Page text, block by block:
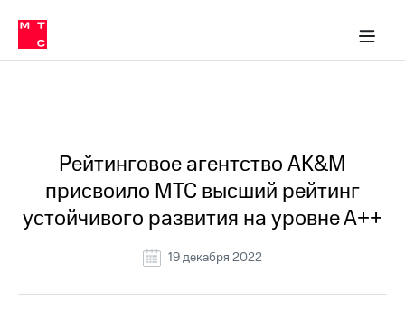
Медиа-центр
и акционерам
Устойчивое развитие
Комплаенс и деловая этика
компании
Карьера
История
компании
Руководство
информация
в МТС
Пресс-
релизы
МТС
о технологиях
Рейтинговое агентство AK&M
присвоило МТС высший рейтинг
устойчивого развития на уровне А++
19 декабря 2022